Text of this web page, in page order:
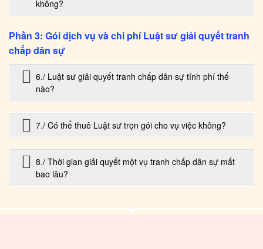
không?
Phần 3: Gói dịch vụ và chi phí Luật sư giải quyết tranh
chấp dân sự
6./ Luật sư giải quyết tranh chấp dân sự tính phí thế
nào?
7./ Có thể thuê Luật sư trọn gói cho vụ việc không?
8./ Thời gian giải quyết một vụ tranh chấp dân sự mất
bao lâu?